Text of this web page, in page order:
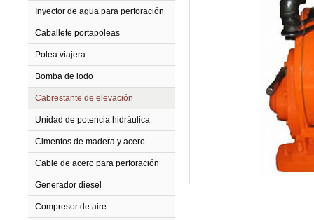
Inyector de agua para perforación
Caballete portapoleas
Polea viajera
Bomba de lodo
Cabrestante de elevación
Unidad de potencia hidráulica
Cimentos de madera y acero
Cable de acero para perforación
Generador diesel
Compresor de aire